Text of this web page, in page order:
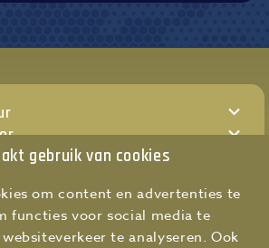
gebruik van cookies
om content en advertenties te
functies voor social media te
te analyseren. Ook
manager
dienst